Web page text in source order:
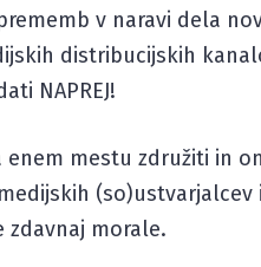
v naravi dela
distribucijskih
NAPREJ!
enem mestu združiti in
zdavnaj morale.